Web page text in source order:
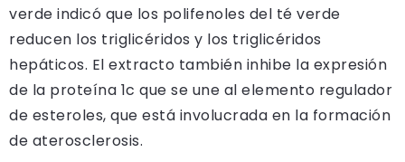
verde indicó que los polifenoles del té verde
reducen los triglicéridos y los triglicéridos
hepáticos. El extracto también inhibe la expresión
de la proteína 1c que se une al elemento regulador
de esteroles, que está involucrada en la formación
de aterosclerosis.